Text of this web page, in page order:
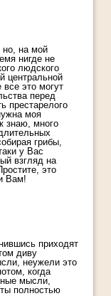
но, на мой
нигде не
людского
центральной
это могут
перед
престарелого
моя
знаю, много
грибы,
у Вас
взгляд на
это
Вам!
приходят
диву
неужели это
когда
мысли,
полностью